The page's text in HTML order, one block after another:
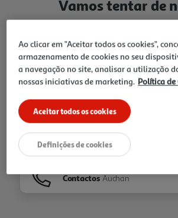
Vamos tentar de
Ir para Homepage
Folhetos
Contactos Auchan
Ao clicar em "Aceitar todos os cookies",
armazenamento de cookies no seu
a navegação no site, analisar a utilização
nossas iniciativas de marketing. Política de
Aceitar todos os cookies
Definições de cookies